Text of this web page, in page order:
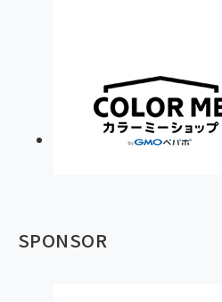
SPONSOR